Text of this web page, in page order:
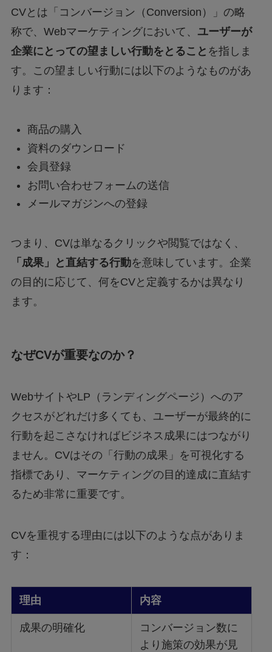
CVとは「コンバージョン（Conversion）」の略
称で、Webマーケティングにおいて、 ユーザーが
企業にとっての望ましい行動をとること を指しま
す。この望ましい行動には以下のようなものがあ
ります：
商品の購入
資料のダウンロード
会員登録
お問い合わせフォームの送信
メールマガジンへの登録
つまり、CVは単なるクリックや閲覧ではなく、
「成果」と直結する行動を意味しています。企業
の目的に応じて、何をCVと定義するかは異なり
ます。
なぜCVが重要なのか？
WebサイトやLP（ランディングページ）へのア
クセスがどれだけ多くても、ユーザーが最終的に
行動を起こさなければビジネス成果にはつながり
ません。CVはその「行動の成果」を可視化する
指標であり、マーケティングの目的達成に直結す
るため非常に重要です。
CVを重視する理由には以下のような点がありま
す：
理由 内容
成果の明確化
コンバージョン数に
より施策の効果が見